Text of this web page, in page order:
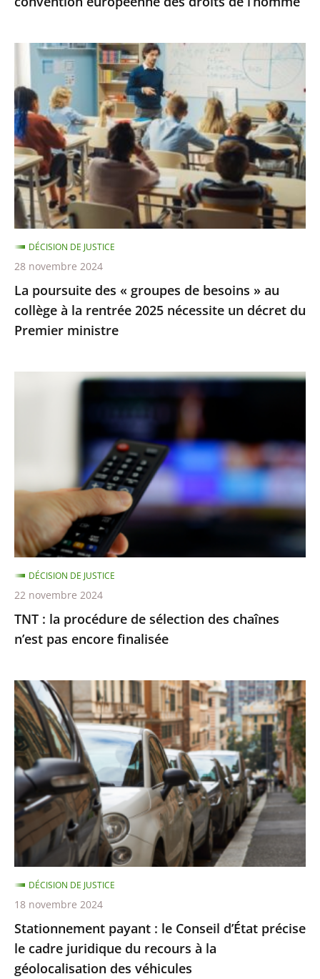
européenne
droits
de
l’homme
poursuite
des
«
groupes
de
besoins
»
au
collège
à
la
rentrée
2025
nécessite
décret
La poursuite des « groupes de besoins » au
collège à la rentrée 2025 nécessite un décret du
Premier ministre
DÉCISION DE JUSTICE
28 novembre 2024
des
chaînes
n’est
pas
encore
finalisée
TNT : la procédure de sélection des chaînes
n’est pas encore finalisée
DÉCISION DE JUSTICE
22 novembre 2024
Stationnement
payant
:
le
Conseil
d’État
précise
le
cadre
juridique
du
recours
à
la
géolocalisation
Stationnement payant : le Conseil d’État précise
le cadre juridique du recours à la
géolocalisation des véhicules
DÉCISION DE JUSTICE
18 novembre 2024